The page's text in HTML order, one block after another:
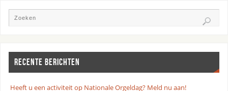
RECENTE BERICHTEN
Heeft u een activiteit op Nationale Orgeldag? Meld nu aan!